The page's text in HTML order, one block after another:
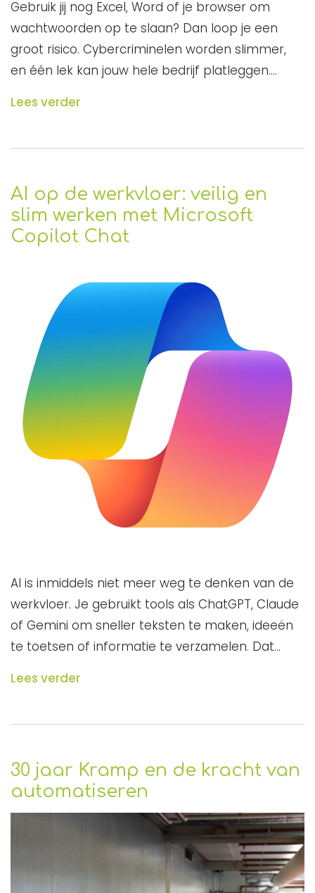
Gebruik jij nog Excel, Word of je browser om
wachtwoorden op te slaan? Dan loop je een
groot risico. Cybercriminelen worden slimmer,
en één lek kan jouw hele bedrijf platleggen.…
Lees verder
AI op de werkvloer: veilig en
slim werken met Microsoft
Copilot Chat
AI is inmiddels niet meer weg te denken van de
werkvloer. Je gebruikt tools als ChatGPT, Claude
of Gemini om sneller teksten te maken, ideeën
te toetsen of informatie te verzamelen. Dat…
Lees verder
30 jaar Kramp en de kracht van
automatiseren